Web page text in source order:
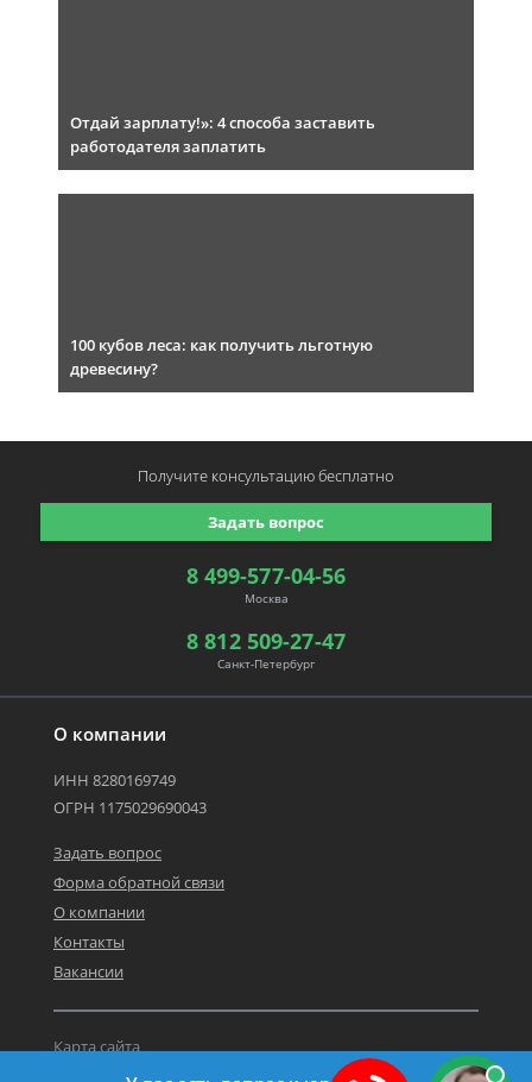
Отдай зарплату!»: 4 способа заставить
работодателя заплатить
100 кубов леса: как получить льготную
древесину?
О компании
ИНН 8280169749
ОГРН 1175029690043
Задать вопрос
Форма обратной связи
О компании
Контакты
Вакансии
Карта сайта
Политика персональных данных
8 499-577-04-56
Москва
8 812 509-27-47
Санкт-Петербург
Задать вопрос
Получите консультациюбесплатно